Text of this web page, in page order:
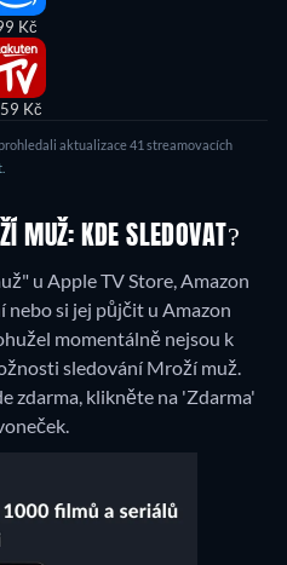
Kč
Kč
aktualizace 41 streamovacích
MUŽ: KDE SLEDOVAT?
u Apple TV Store, Amazon
nebo si jej půjčit u Amazon
momentálně nejsou k
sledování Mroží muž.
zdarma, klikněte na 'Zdarma'